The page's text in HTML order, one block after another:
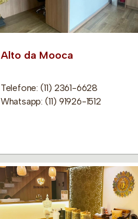
Alto da Mooca
Telefone: (11) 2361-6628
Whatsapp: (11) 91926-1512